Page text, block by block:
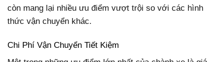
còn mang lại nhiều ưu điểm vượt trội so với các hình
thức vận chuyển khác.
Chi Phí Vận Chuyển Tiết Kiệm